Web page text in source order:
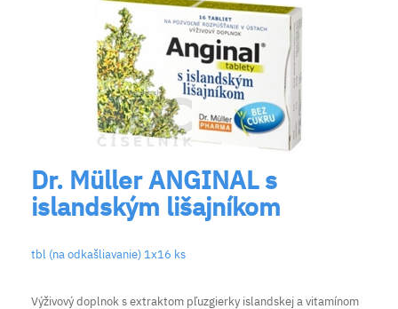
Dr. Müller ANGINAL s
islandským lišajníkom
tbl (na odkašliavanie) 1x16 ks
Výživový doplnok s extraktom pľuzgierky islandskej a vitamínom